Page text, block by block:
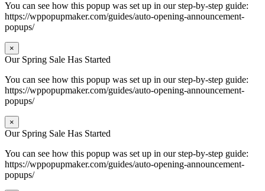
You can see how this popup was set up in our step-by-step guide:
https://wppopupmaker.com/guides/auto-opening-announcement-
popups/
×
Our Spring Sale Has Started
You can see how this popup was set up in our step-by-step guide:
https://wppopupmaker.com/guides/auto-opening-announcement-
popups/
×
Our Spring Sale Has Started
You can see how this popup was set up in our step-by-step guide:
https://wppopupmaker.com/guides/auto-opening-announcement-
popups/